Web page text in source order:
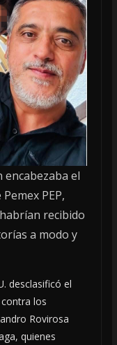
el
PEP,
recibido
a modo y
desclasificó el
los
Rovirosa
quienes